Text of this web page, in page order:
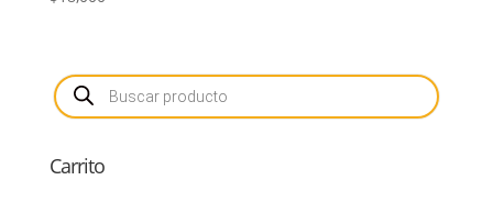
Búsqueda
de
productos
Carrito